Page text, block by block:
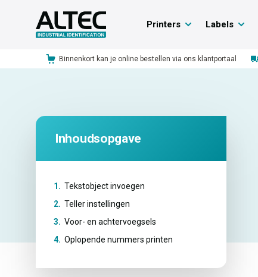
Printers Labels
Binnenkort kan je online bestellen via ons klantportaal
Inhoudsopgave
1. Tekstobject invoegen
2. Teller instellingen
3. Voor- en achtervoegsels
4. Oplopende nummers printen